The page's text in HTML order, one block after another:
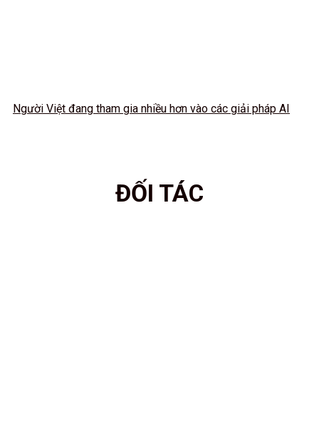
Người Việt đang tham gia nhiều hơn vào các giải pháp AI
ĐỐI TÁC